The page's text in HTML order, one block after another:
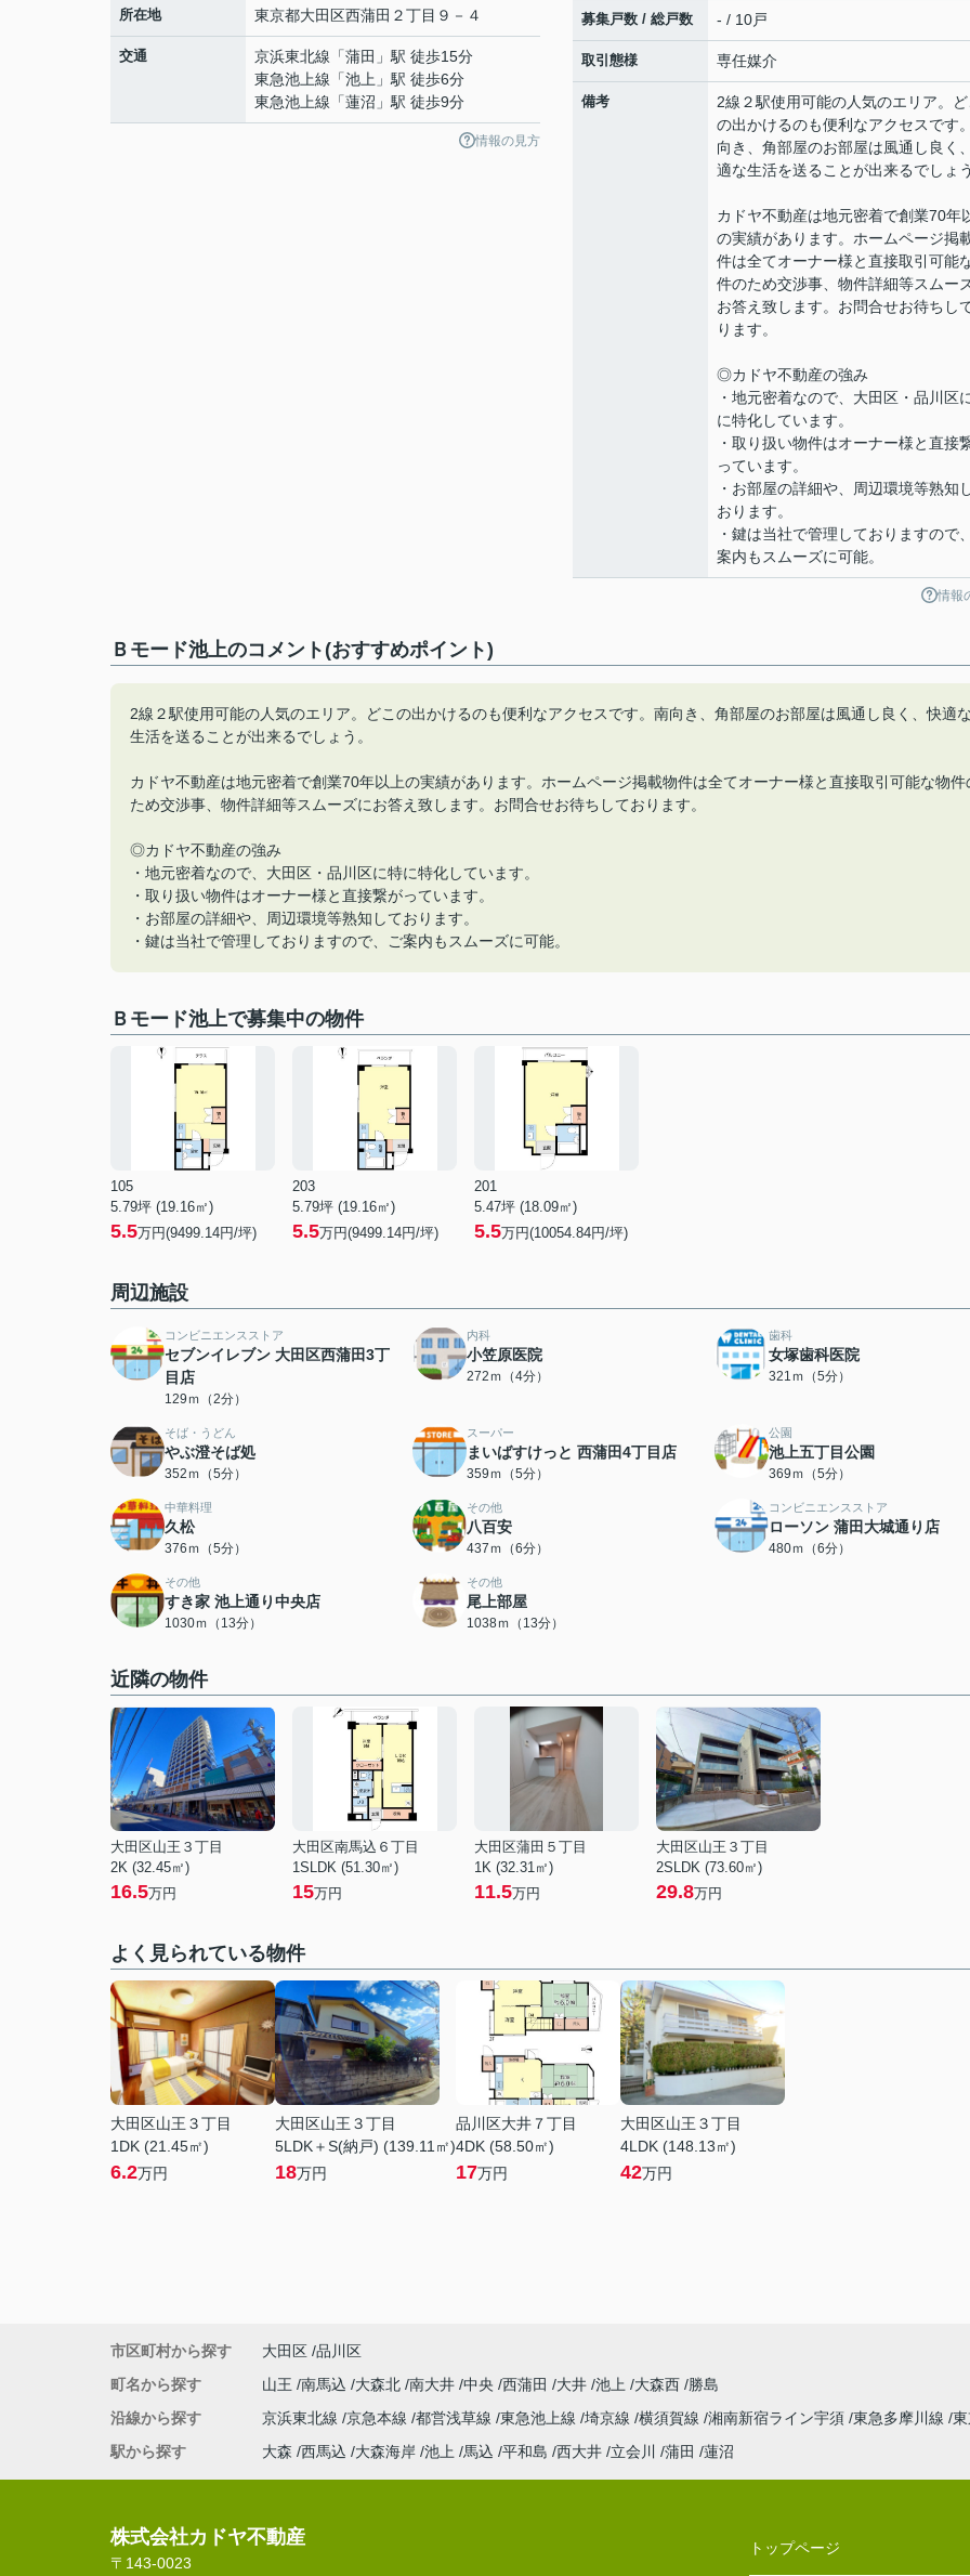
所在地 東京都大田区西蒲田 ２丁目９－４
交通 京浜東北線 「蒲田 」駅 徒歩15分
東急池上線 「池上 」駅 徒歩6分
東急池上線 「蓮沼 」駅 徒歩9分
情報の見方
募集戸数 / 総戸数 - / 10戸
取引態様 専任媒介
備考
2線２駅使用可能の人気のエリア。
の出かけるのも便利なアクセスです
向き、角部屋のお部屋は風通し良く
適な生活を送ることが出来るでしょ
カドヤ不動産は地元密着で創業70年
の実績があります。ホームページ掲
件は全てオーナー様と直接取引可能
件のため交渉事、物件詳細等スムー
お答え致します。お問合せお待ちし
ります。
◎カドヤ不動産の強み
・地元密着なので、大田区・品川区
に特化しています。
・取り扱い物件はオーナー様と直接
っています。
・お部屋の詳細や、周辺環境等熟知
おります。
・鍵は当社で管理しておりますので
案内もスムーズに可能。
情報
Ｂモード池上のコメント(おすすめポイント)
2線２駅使用可能の人気のエリア。どこの出かけるのも便利なアクセスです。南向き、角部屋のお部屋は風通し良く、快適
生活を送ることが出来るでしょう。
カドヤ不動産は地元密着で創業70年以上の実績があります。ホームページ掲載物件は全てオーナー様と直接取引可能な物件
ため交渉事、物件詳細等スムーズにお答え致します。お問合せお待ちしております。
◎カドヤ不動産の強み
・地元密着なので、大田区・品川区に特に特化しています。
・取り扱い物件はオーナー様と直接繋がっています。
・お部屋の詳細や、周辺環境等熟知しております。
・鍵は当社で管理しておりますので、ご案内もスムーズに可能。
Ｂモード池上で募集中の物件
105
5.79坪 (19.16㎡)
5.5万円(9499.14円/坪)
203
5.79坪 (19.16㎡)
5.5万円(9499.14円/坪)
201
5.47坪 (18.09㎡)
5.5万円(10054.84円/坪)
周辺施設
コンビニエンスストア
セブンイレブン 大田区西蒲田3丁
目店
129ｍ（2分）
内科
小笠原医院
272ｍ（4分）
歯科
女塚歯科医院
321ｍ（5分）
そば・うどん
やぶ澄そば処
352ｍ（5分）
スーパー
まいばすけっと 西蒲田4丁目店
359ｍ（5分）
公園
池上五丁目公園
369ｍ（5分）
中華料理
久松
376ｍ（5分）
その他
八百安
437ｍ（6分）
コンビニエンスストア
ローソン 蒲田大城通り店
480ｍ（6分）
その他
すき家 池上通り中央店
1030ｍ（13分）
その他
尾上部屋
1038ｍ（13分）
近隣の物件
大田区山王３丁目
2K (32.45㎡)
16.5万円
大田区南馬込６丁目
1SLDK (51.30㎡)
15万円
大田区蒲田５丁目
1K (32.31㎡)
11.5万円
大田区山王３丁目
2SLDK (73.60㎡)
29.8万円
よく見られている物件
大田区山王３丁目
1DK (21.45㎡)
6.2万円
大田区山王３丁目
5LDK＋S(納戸) (139.11㎡)
18万円
品川区大井７丁目
4DK (58.50㎡)
17万円
大田区山王３丁目
4LDK (148.13㎡)
42万円
市区町村から探す 大田区 品川区
町名から探す
山王 南馬込 大森北 南大井 中央 西蒲田 大井 池上 大森西
勝島
沿線から探す
京浜東北線 京急本線 都営浅草線 東急池上線 埼京線 横須賀線 湘南新宿ライン宇須 東急多摩川線
駅から探す
大森 西馬込 大森海岸 池上 馬込 平和島 西大井 立会川 蒲田 蓮沼
株式会社カドヤ不動産
〒143-0023
トップページ